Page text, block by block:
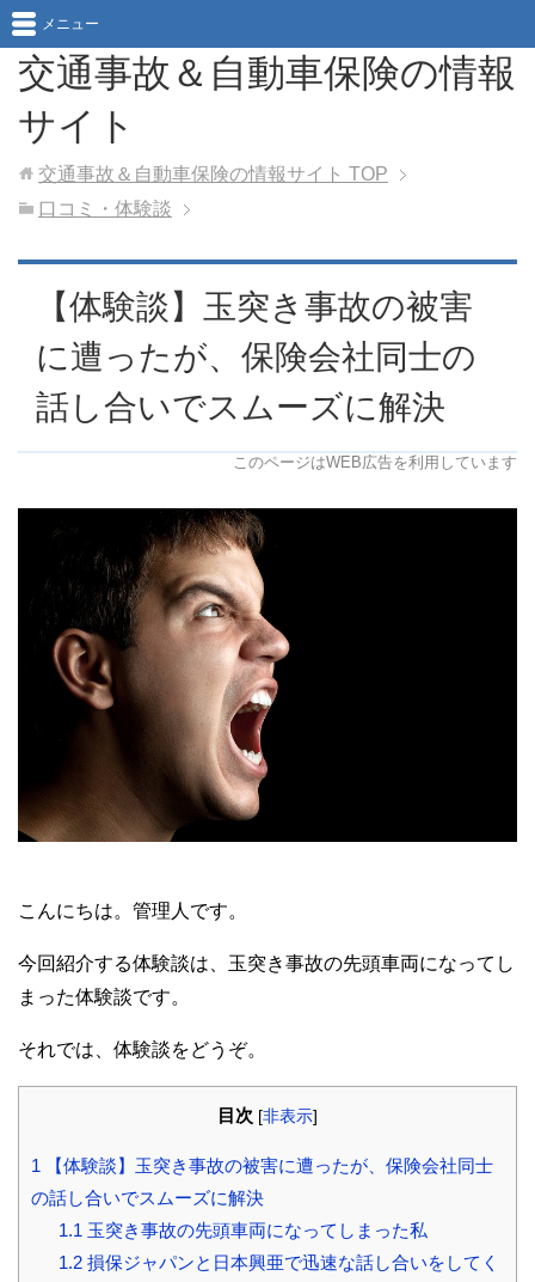
交通事故＆自動車保険の情報
サイト
メニュー
交通事故＆自動車保険の情報サイト TOP
口コミ・体験談
【体験談】玉突き事故の被害
に遭ったが、保険会社同士の
話し合いでスムーズに解決
このページはWEB広告を利用しています
こんにちは。管理人です。
今回紹介する体験談は、玉突き事故の先頭車両になってし
まった体験談です。
それでは、体験談をどうぞ。
目次 [非表示]
1 【体験談】玉突き事故の被害に遭ったが、保険会社同士
の話し合いでスムーズに解決
1.1 玉突き事故の先頭車両になってしまった私
1.2損保ジャパンと日本興亜で迅速な話し合いをしてく